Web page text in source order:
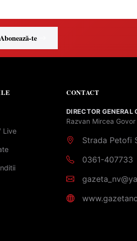
Abonează-te
Live
CONTACT
DIRECTOR GENERAL
Razvan Mircea Govor
Strada Petofi
0361-407733